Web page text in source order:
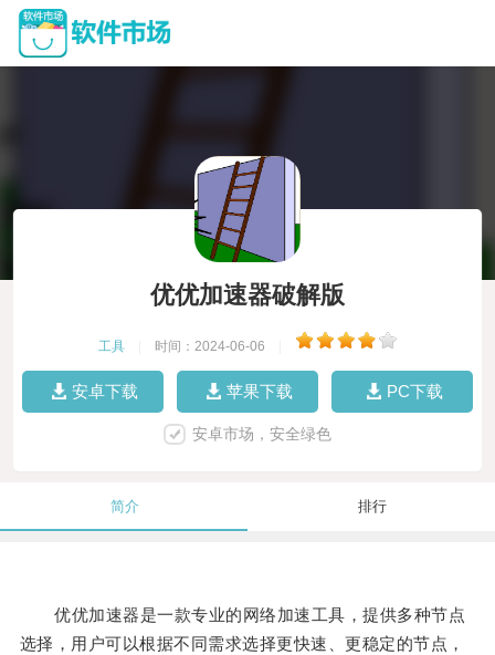
优优加速器破解版
工具 时间：2024-06-06
安卓下载 苹果下载 PC下载
安卓市场，安全绿色
简介 排行
优优加速器是一款专业的网络加速工具，提供多种节点
选择，用户可以根据不同需求选择更快速、更稳定的节点，